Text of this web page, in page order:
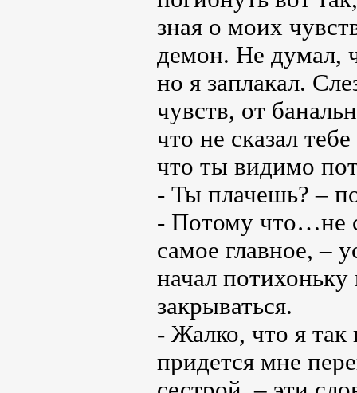
зная о моих
демон. Не думал,
но я заплакал.
чувств, от
что не сказал
что ты видимо
- Ты плачешь? –
- Потому что…не
самое главное, –
начал потихоньку
закрываться.
- Жалко, что я
придется мне